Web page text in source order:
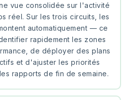
vue consolidée sur l'activité
réel. Sur les trois circuits, les
automatiquement — ce
rapidement les zones
de déployer des plans
et d'ajuster les priorités
rapports de fin de semaine.